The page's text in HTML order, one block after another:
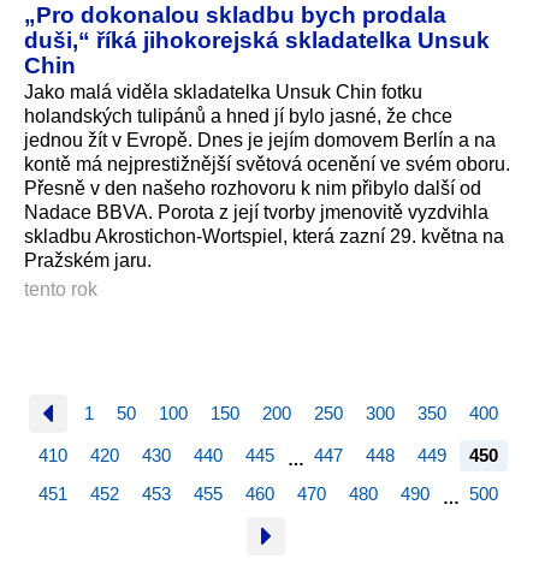
„Pro dokonalou skladbu bych prodala
duši,“ říká jihokorejská skladatelka Unsuk
Chin
Jako malá viděla skladatelka Unsuk Chin fotku
holandských tulipánů a hned jí bylo jasné, že chce
jednou žít v Evropě. Dnes je jejím domovem Berlín a na
kontě má nejprestižnější světová ocenění ve svém oboru.
Přesně v den našeho rozhovoru k nim přibylo další od
Nadace BBVA. Porota z její tvorby jmenovitě vyzdvihla
skladbu Akrostichon-Wortspiel, která zazní 29. května na
Pražském jaru.
tento rok
1 50 100 150 200 250 300 350 400
410 420 430 440 445 … 447 448 449
450
451
452 453 455 460 470 480 490 … 500